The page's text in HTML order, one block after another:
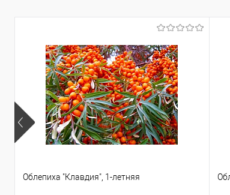
Облепиха "Клавдия", 1-летняя